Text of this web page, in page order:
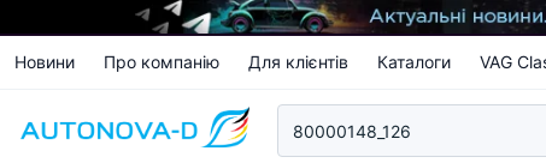
Новини Про компанію Для клієнтів Каталоги VAG